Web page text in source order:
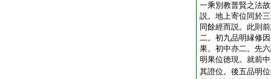
一乘別教普賢之法
説。地上寄位同於
同餘經而説。此則
二。初九品明縁修
果。初中亦二。先
明果位徳現。就前
其證位。後五品明